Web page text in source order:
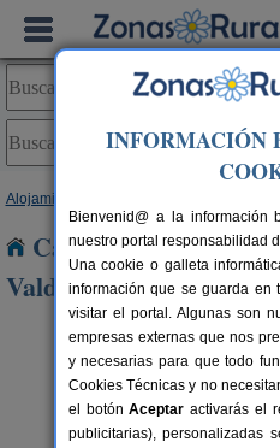
Alojamientos
Casas Rurales
Valduerna
INFORMACIÓN
Bienvenid@ a la información
nuestro portal responsabilidad
Una cookie o galleta
información que se guarda en
visitar el portal. Algunas son
empresas externas que nos
y necesarias para que todo
Cookies Técnicas y no
el botónAceptar activarás el
publicitarias), personalizadas